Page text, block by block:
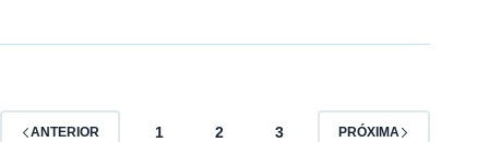
ANTERIOR 1 2 3 PRÓXIMA